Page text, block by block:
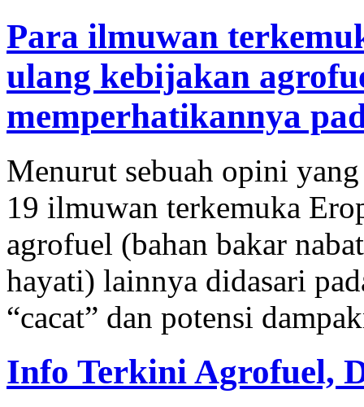
Para ilmuwan
ulang kebijakan
memperhatikannya
Menurut sebuah opini
19 ilmuwan terkemuka
agrofuel (bahan bakar
hayati) lainnya didasari
“cacat” dan potensi
Info Terkini Agrofuel,